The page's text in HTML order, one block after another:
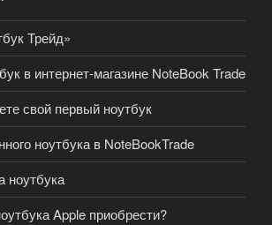
Трейд»
в интернет-магазине NoteBook Trade
свой первый ноутбук
ноутбука в NoteBookTrade
ноутбука
Apple приобрести?